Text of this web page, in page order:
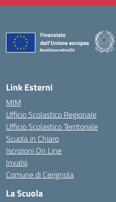
Link Esterni
MIM
Ufficio Scolastico Regionale
Ufficio Scolastico Territoriale
Scuola in Chiaro
Iscrizioni On Line
Invalsi
Comune di Cerignola
La Scuola